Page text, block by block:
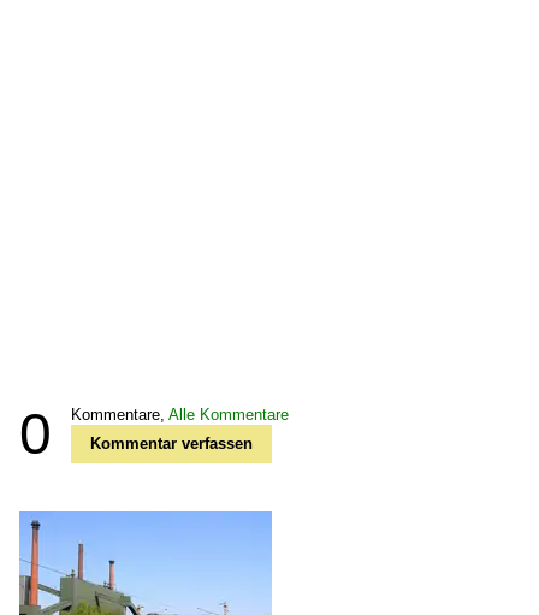
0 Kommentare, Alle Kommentare
Kommentar verfassen